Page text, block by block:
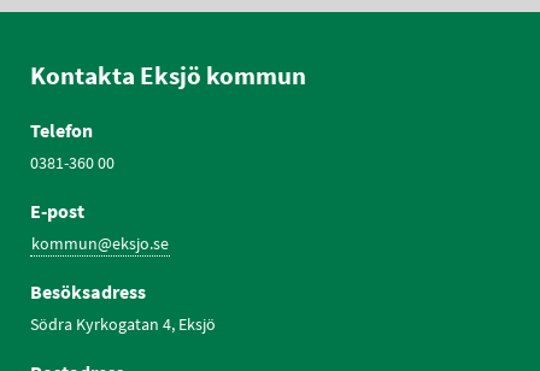
Kontakta Eksjö kommun
Telefon
0381-360 00
E-post
kommun@eksjo.se
Besöksadress
Södra Kyrkogatan 4, Eksjö